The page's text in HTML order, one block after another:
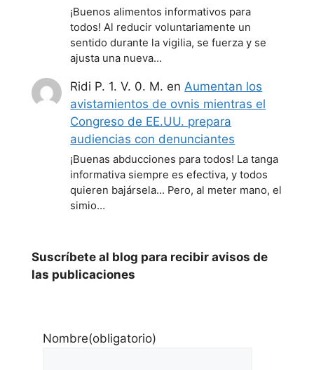
¡Buenos alimentos informativos para
todos! Al reducir voluntariamente un
sentido durante la vigilia, se fuerza y se
ajusta una nueva…
Ridi P. 1. V. 0. M. en Aumentan los
avistamientos de ovnis mientras el
Congreso de EE.UU. prepara
audiencias con denunciantes
¡Buenas abducciones para todos! La tanga
informativa siempre es efectiva, y todos
quieren bajársela... Pero, al meter mano, el
simio…
Suscríbete al blog para recibir avisos de
las publicaciones
Nombre(obligatorio)